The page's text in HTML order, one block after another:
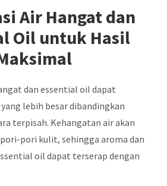
Air Hangat dan
Oil untuk Hasil
dan essential oil dapat
lebih besar dibandingkan
terpisah. Kehangatan air akan
pori kulit, sehingga aroma dan
oil dapat terserap dengan